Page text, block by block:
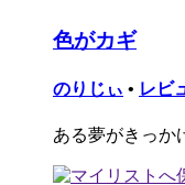
色がカギ
のりじぃ • レビ
ある夢がきっか